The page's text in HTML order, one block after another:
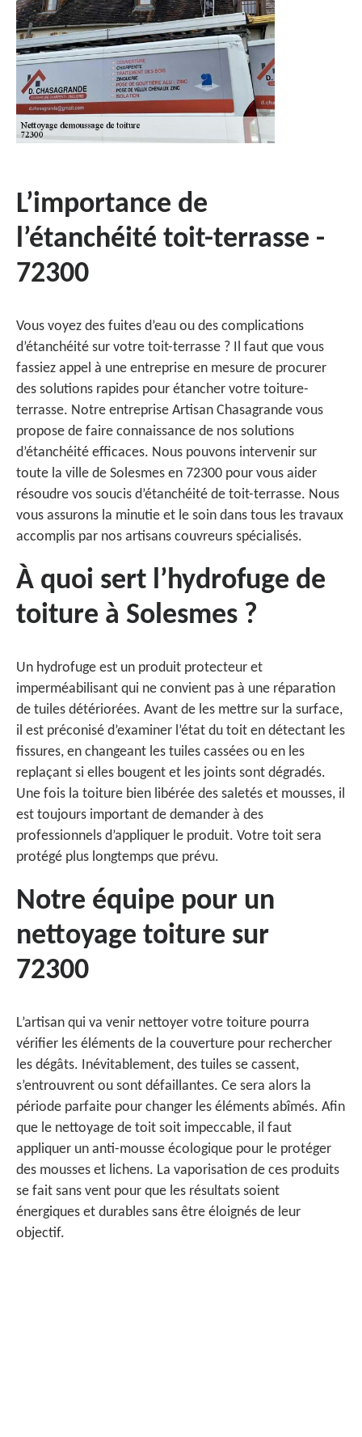
L’importance de
l’étanchéité toit-terrasse -
72300
Vous voyez des fuites d’eau ou des complications
d’étanchéité sur votre toit-terrasse ? Il faut que vous
fassiez appel à une entreprise en mesure de procurer
des solutions rapides pour étancher votre toiture-
terrasse. Notre entreprise Artisan Chasagrande vous
propose de faire connaissance de nos solutions
d’étanchéité efficaces. Nous pouvons intervenir sur
toute la ville de Solesmes en 72300 pour vous aider
résoudre vos soucis d’étanchéité de toit-terrasse. Nous
vous assurons la minutie et le soin dans tous les travaux
accomplis par nos artisans couvreurs spécialisés.
À quoi sert l’hydrofuge de
toiture à Solesmes ?
Un hydrofuge est un produit protecteur et
imperméabilisant qui ne convient pas à une réparation
de tuiles détériorées. Avant de les mettre sur la surface,
il est préconisé d’examiner l’état du toit en détectant les
fissures, en changeant les tuiles cassées ou en les
replaçant si elles bougent et les joints sont dégradés.
Une fois la toiture bien libérée des saletés et mousses, il
est toujours important de demander à des
professionnels d’appliquer le produit. Votre toit sera
protégé plus longtemps que prévu.
Notre équipe pour un
nettoyage toiture sur
72300
L’artisan qui va venir nettoyer votre toiture pourra
vérifier les éléments de la couverture pour rechercher
les dégâts. Inévitablement, des tuiles se cassent,
s’entrouvrent ou sont défaillantes. Ce sera alors la
période parfaite pour changer les éléments abîmés. Afin
que le nettoyage de toit soit impeccable, il faut
appliquer un anti-mousse écologique pour le protéger
des mousses et lichens. La vaporisation de ces produits
se fait sans vent pour que les résultats soient
énergiques et durables sans être éloignés de leur
objectif.